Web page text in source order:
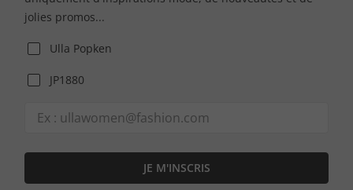
jolies promos...
Ulla Popken
JP1880
JE M'INSCRIS